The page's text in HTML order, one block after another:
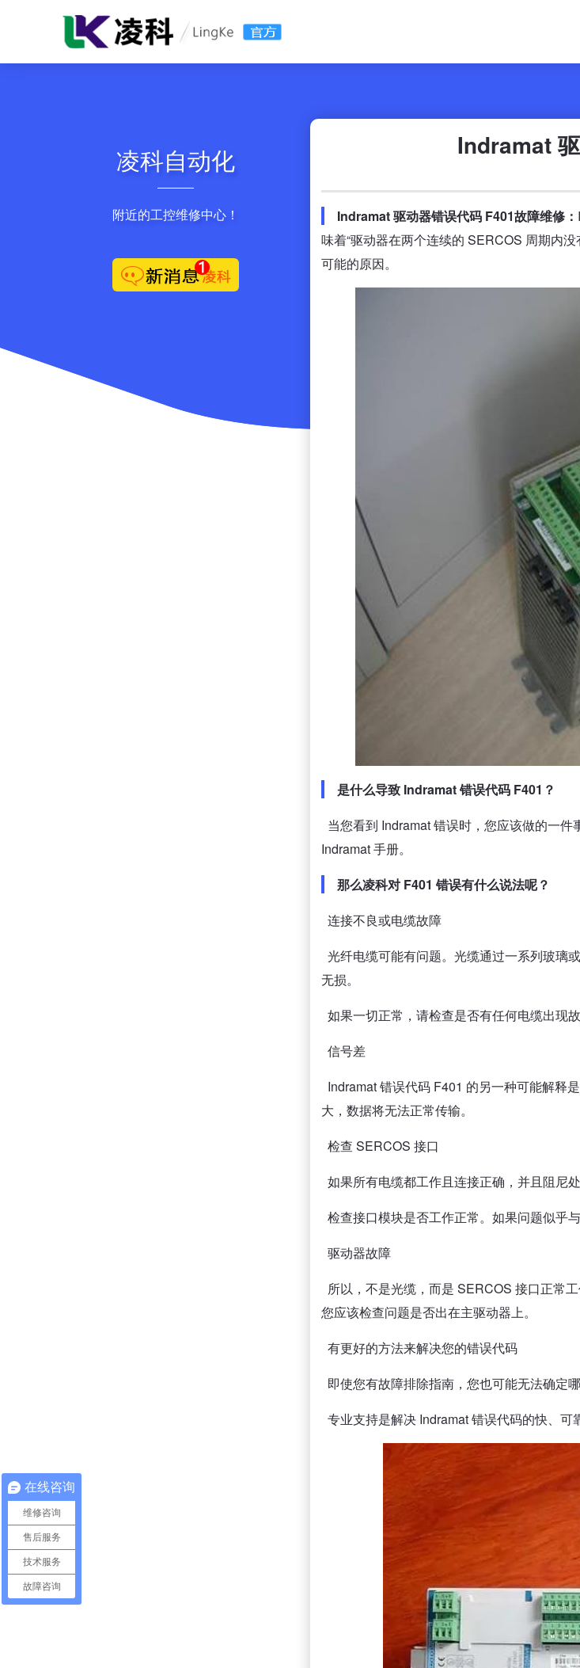
凌科自动化
附近的工控维修中心！
Indramat
Indramat 驱动器错误代码 F401故障维修：
味着“驱动器在两个连续的 SERCOS 周期内
可能的原因。
是什么导致 Indramat 错误代码 F401？
当您看到 Indramat 错误时，您应该做的一
Indramat 手册。
那么凌科对 F401 错误有什么说法呢？
连接不良或电缆故障
光纤电缆可能有问题。光缆通过一系列玻璃
无损。
如果一切正常，请检查是否有任何电缆出现故
信号差
Indramat 错误代码 F401 的另一种可能解释
大，数据将无法正常传输。
检查 SERCOS 接口
如果所有电缆都工作且连接正确，并且阻尼
检查接口模块是否工作正常。如果问题似乎
驱动器故障
所以，不是光缆，而是 SERCOS 接口正常
您应该检查问题是否出在主驱动器上。
有更好的方法来解决您的错误代码
即使您有故障排除指南，您也可能无法确定
专业支持是解决 Indramat 错误代码的快、可
在线咨询
维修咨询
售后服务
技术服务
故障咨询